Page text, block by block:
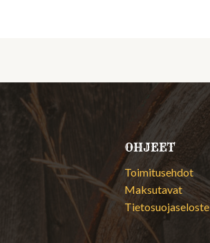
OHJEET
Toimitusehdot
Maksutavat
Tietosuojaseloste